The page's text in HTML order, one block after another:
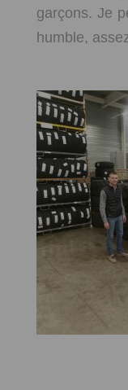
garçons. Je
humble,